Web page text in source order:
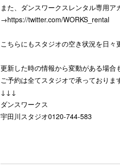
また、ダンスワークスレンタル専用ア
→https://twitter.com/WORKS_rental
こちらにもスタジオの空き状況を日
更新した時の情報から変動がある場合
ご予約は全てスタジオで承っておりま
↓↓↓
ダンスワークス
宇田川スタジオ0120-744-583